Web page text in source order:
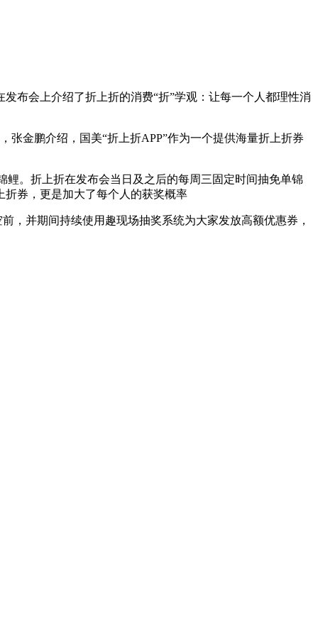
布会上介绍了折上折的消费“折”学观：让每一个人都理性消
张金鹏介绍，国美“折上折APP”作为一个提供海量折上折券
。折上折在发布会当日及之后的每周三固定时间抽免单锦
折券，更是加大了每个人的获奖概率
，并期间持续使用趣现场抽奖系统为大家发放高额优惠券，